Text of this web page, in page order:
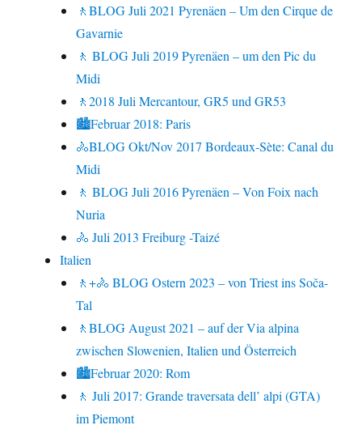
🚶BLOG Juli 2021 Pyrenäen – Um den Cirque de
Gavarnie
🚶 BLOG Juli 2019 Pyrenäen – um den Pic du
Midi
🚶2018 Juli Mercantour, GR5 und GR53
🏙Februar 2018: Paris
🚴BLOG Okt/Nov 2017 Bordeaux-Sète: Canal du
Midi
🚶 BLOG Juli 2016 Pyrenäen – Von Foix nach
Nuria
🚴 Juli 2013 Freiburg -Taizé
Italien
🚶+🚴 BLOG Ostern 2023 – von Triest ins Soča-
Tal
🚶BLOG August 2021 – auf der Via alpina
zwischen Slowenien, Italien und Österreich
🏙Februar 2020: Rom
🚶 Juli 2017: Grande traversata dell’ alpi (GTA)
im Piemont